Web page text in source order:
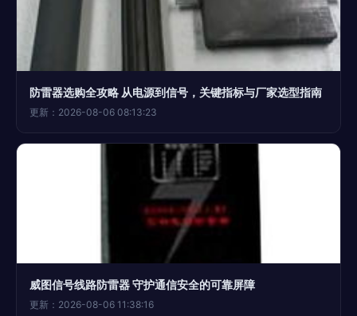
防雷器选购全攻略 从电源到信号，关键指标与厂家选型指南
更新：2026-08-06 08:13:23
威图信号线路防雷器 守护通信安全的可靠屏障
更新：2026-08-06 11:38:16